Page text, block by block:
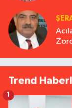
Trend
1